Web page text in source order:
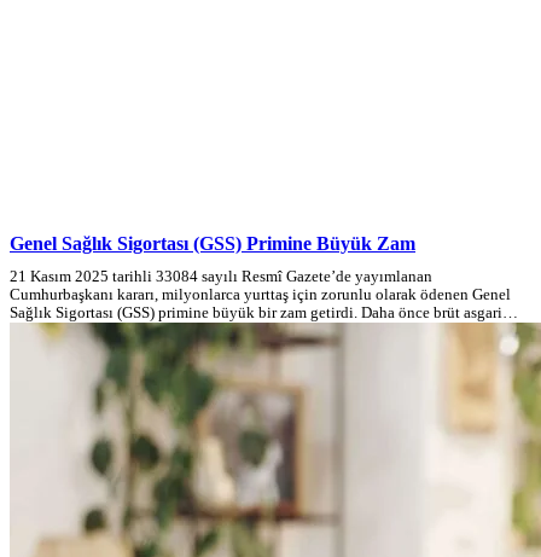
Genel Sağlık Sigortası (GSS) Primine Büyük Zam
21 Kasım 2025 tarihli 33084 sayılı Resmî Gazete’de yayımlanan
Cumhurbaşkanı kararı, milyonlarca yurttaş için zorunlu olarak ödenen Genel
Sağlık Sigortası (GSS) primine büyük bir zam getirdi. Daha önce brüt asgari…